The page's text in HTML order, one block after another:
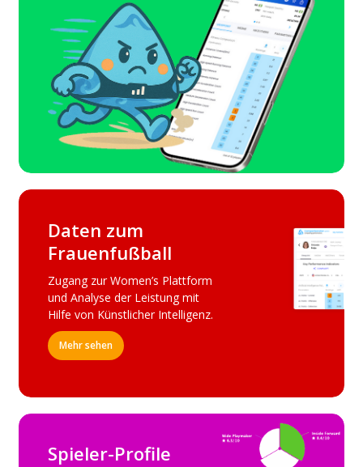
Daten zum
Frauenfußball
Zugang zur Women’s Plattform
und Analyse der Leistung mit
Hilfe von Künstlicher Intelligenz.
Mehr sehen
Spieler-Profile